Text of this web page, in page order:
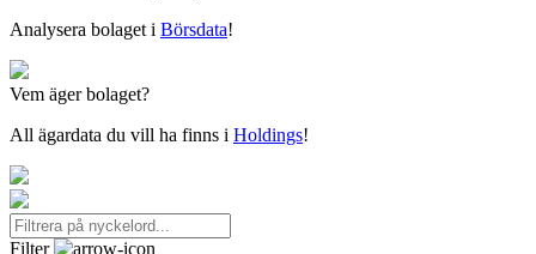
Analysera bolaget i Börsdata!
Vem äger bolaget?
All ägardata du vill ha finns i Holdings!
Filter